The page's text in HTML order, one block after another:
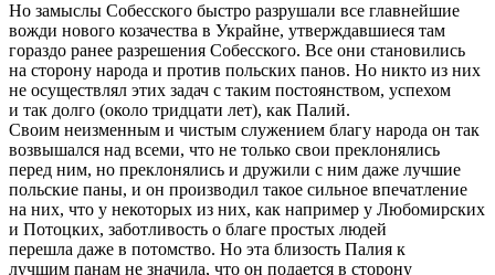
Но замыслы Собесского быстро разрушали все главнейшие
вожди нового козачества в Украйне, утверждавшиеся там
гораздо ранее разрешения Собесского. Все они становились
на сторону народа и против польских панов. Но никто из них
не осуществлял этих задач с таким постоянством, успехом
и так долго (около тридцати лет), как Палий.
Своим неизменным и чистым служением благу народа он так
возвышался над всеми, что не только свои преклонялись
перед ним, но преклонялись и дружили с ним даже лучшие
польские паны, и он производил такое сильное впечатление
на них, что у некоторых из них, как например у Любомирских
и Потоцких, заботливость о благе простых людей
перешла даже в потомство. Но эта близость Палия к
лучшим панам не значила, что он подается в сторону